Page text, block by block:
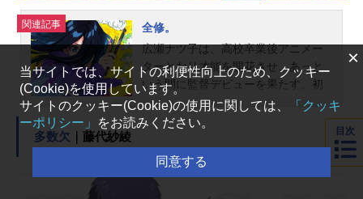
関連記事
全修。
広瀬ナツ子は、高校卒業後アニメー
ターとなり才能を開花させ、あっと
いう間に監督デビューを果たす。初
監督作品は社会現象になる大ヒッ
ト。新進気鋭の天才監督と世間でも
した劇場ラブコメ作品に決定!しか
し、人を好きになったことがないナ
ツ子は初恋がよくわからず、コンテ
多数欠 ｜藤代紗綾 目次
×
当サイトでは、サイトの利便性向上のため、クッキー
(Cookie)を使用しています。
サイトのクッキー(Cookie)の使用に関しては、
「クッキ
ーポリシー」
をお読みください。
同意する